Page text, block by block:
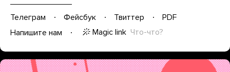
Телеграм Фейсбук Твиттер
PDF
Напишите нам
Magic link Что-что?